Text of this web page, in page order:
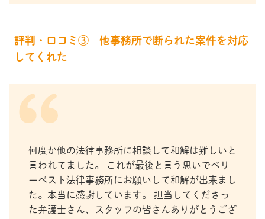
評判・口コミ③ 他事務所で断られた案件を対応
してくれた
何度か他の法律事務所に相談して和解は難しいと
言われてました。 これが最後と言う思いでベリ
ーベスト法律事務所にお願いして和解が出来まし
た。本当に感謝しています。 担当してくださっ
た弁護士さん、スタッフの皆さんありがとうござ